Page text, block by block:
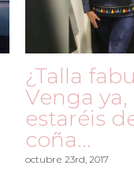
¿Talla
Venga ya,
estaréis
coña…
octubre 23rd, 2017